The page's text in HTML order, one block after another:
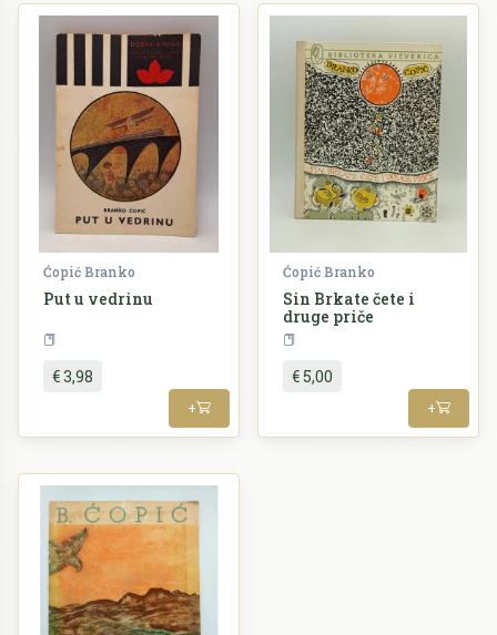
Ćopić Branko
Put u vedrinu
€ 3,98
+
Ćopić Branko
Sin Brkate čete i
druge priče
€ 5,00
+